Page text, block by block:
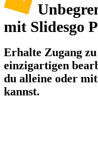
mit Slidesgo
Erhalte Zugang zu
einzigartigen
du alleine oder
kannst.